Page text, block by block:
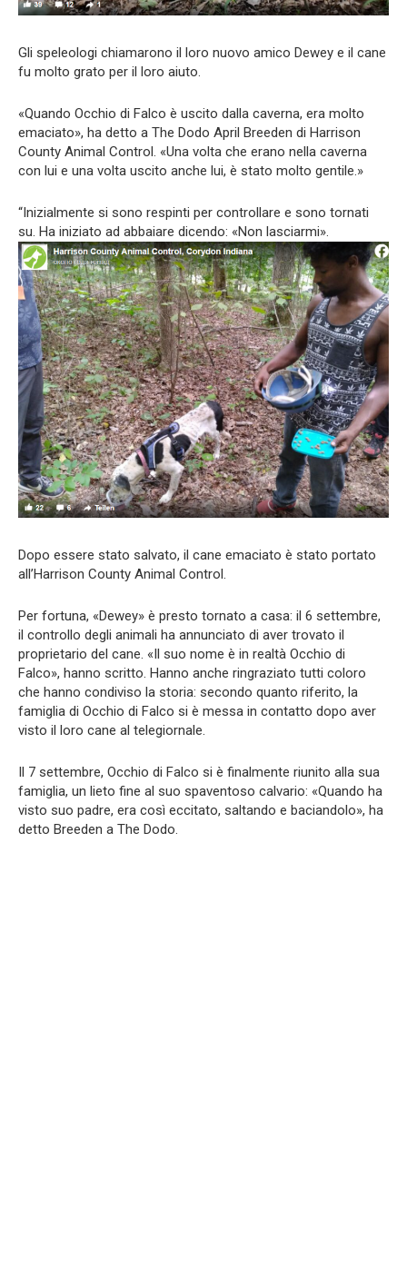
Gli speleologi chiamarono il loro nuovo amico Dewey e il cane
fu molto grato per il loro aiuto.
«Quando Occhio di Falco è uscito dalla caverna, era molto
emaciato», ha detto a The Dodo April Breeden di Harrison
County Animal Control. «Una volta che erano nella caverna
con lui e una volta uscito anche lui, è stato molto gentile.»
“Inizialmente si sono respinti per controllare e sono tornati
su. Ha iniziato ad abbaiare dicendo: «Non lasciarmi».
Dopo essere stato salvato, il cane emaciato è stato portato
all’Harrison County Animal Control.
Per fortuna, «Dewey» è presto tornato a casa: il 6 settembre,
il controllo degli animali ha annunciato di aver trovato il
proprietario del cane. «Il suo nome è in realtà Occhio di
Falco», hanno scritto. Hanno anche ringraziato tutti coloro
che hanno condiviso la storia: secondo quanto riferito, la
famiglia di Occhio di Falco si è messa in contatto dopo aver
visto il loro cane al telegiornale.
Il 7 settembre, Occhio di Falco si è finalmente riunito alla sua
famiglia, un lieto fine al suo spaventoso calvario: «Quando ha
visto suo padre, era così eccitato, saltando e baciandolo», ha
detto Breeden a The Dodo.